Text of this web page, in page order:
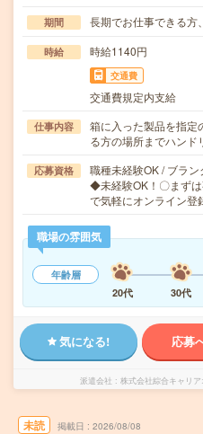
期間 長期でお仕事できる方
時給 時給1140円
交通費
交通費規定内支給
仕事内容
箱に入った製品を指定
る方の場所までハン
応募資格
職種未経験OK / ブラ
◆未経験OK！〇まず
で気軽にオンライン
職場の雰囲気
年齢層
20代
30代
気になる! 応募
派遣会社 株式会社綜合キャリ
未読 掲載日 2026/08/08